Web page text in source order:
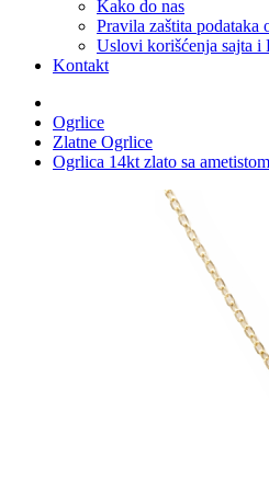
Kako do nas
Pravila zaštita podataka
Uslovi korišćenja sajta i
Kontakt
Ogrlice
Zlatne Ogrlice
Ogrlica 14kt zlato sa ametistom